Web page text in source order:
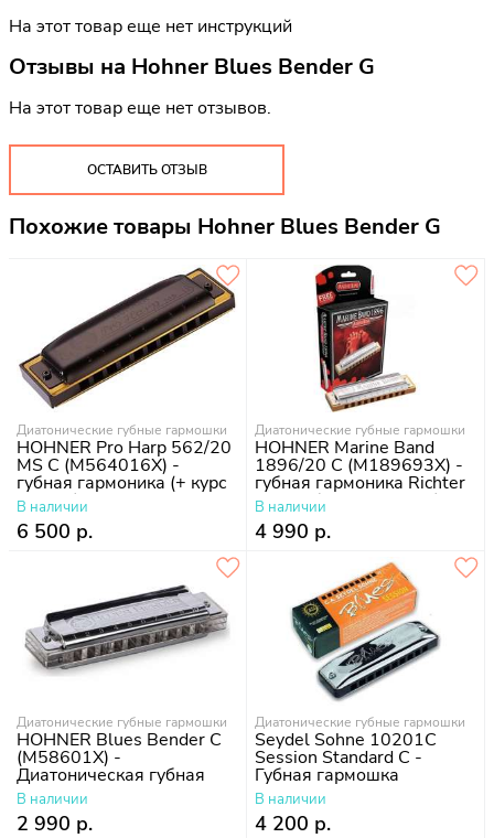
На этот товар еще нет инструкций
Отзывы на Hohner Blues Bender G
На этот товар еще нет отзывов.
ОСТАВИТЬ ОТЗЫВ
Похожие товары Hohner Blues Bender G
Диатонические губные гармошки
HOHNER Pro Harp 562/20
MS C (M564016X) -
губная гармоника (+ курс
уроков)
В наличии
6 500 р.
Диатонические губные гармошки
HOHNER Marine Band
1896/20 C (M189693X) -
губная гармоника Richter
Classic (+ курс уроков)
В наличии
4 990 р.
Диатонические губные гармошки
HOHNER Blues Bender C
(M58601X) -
Диатоническая губная
гармошка
В наличии
2 990 р.
Диатонические губные гармошки
Seydel Sohne 10201C
Session Standard C -
Губная гармошка
В наличии
4 200 р.